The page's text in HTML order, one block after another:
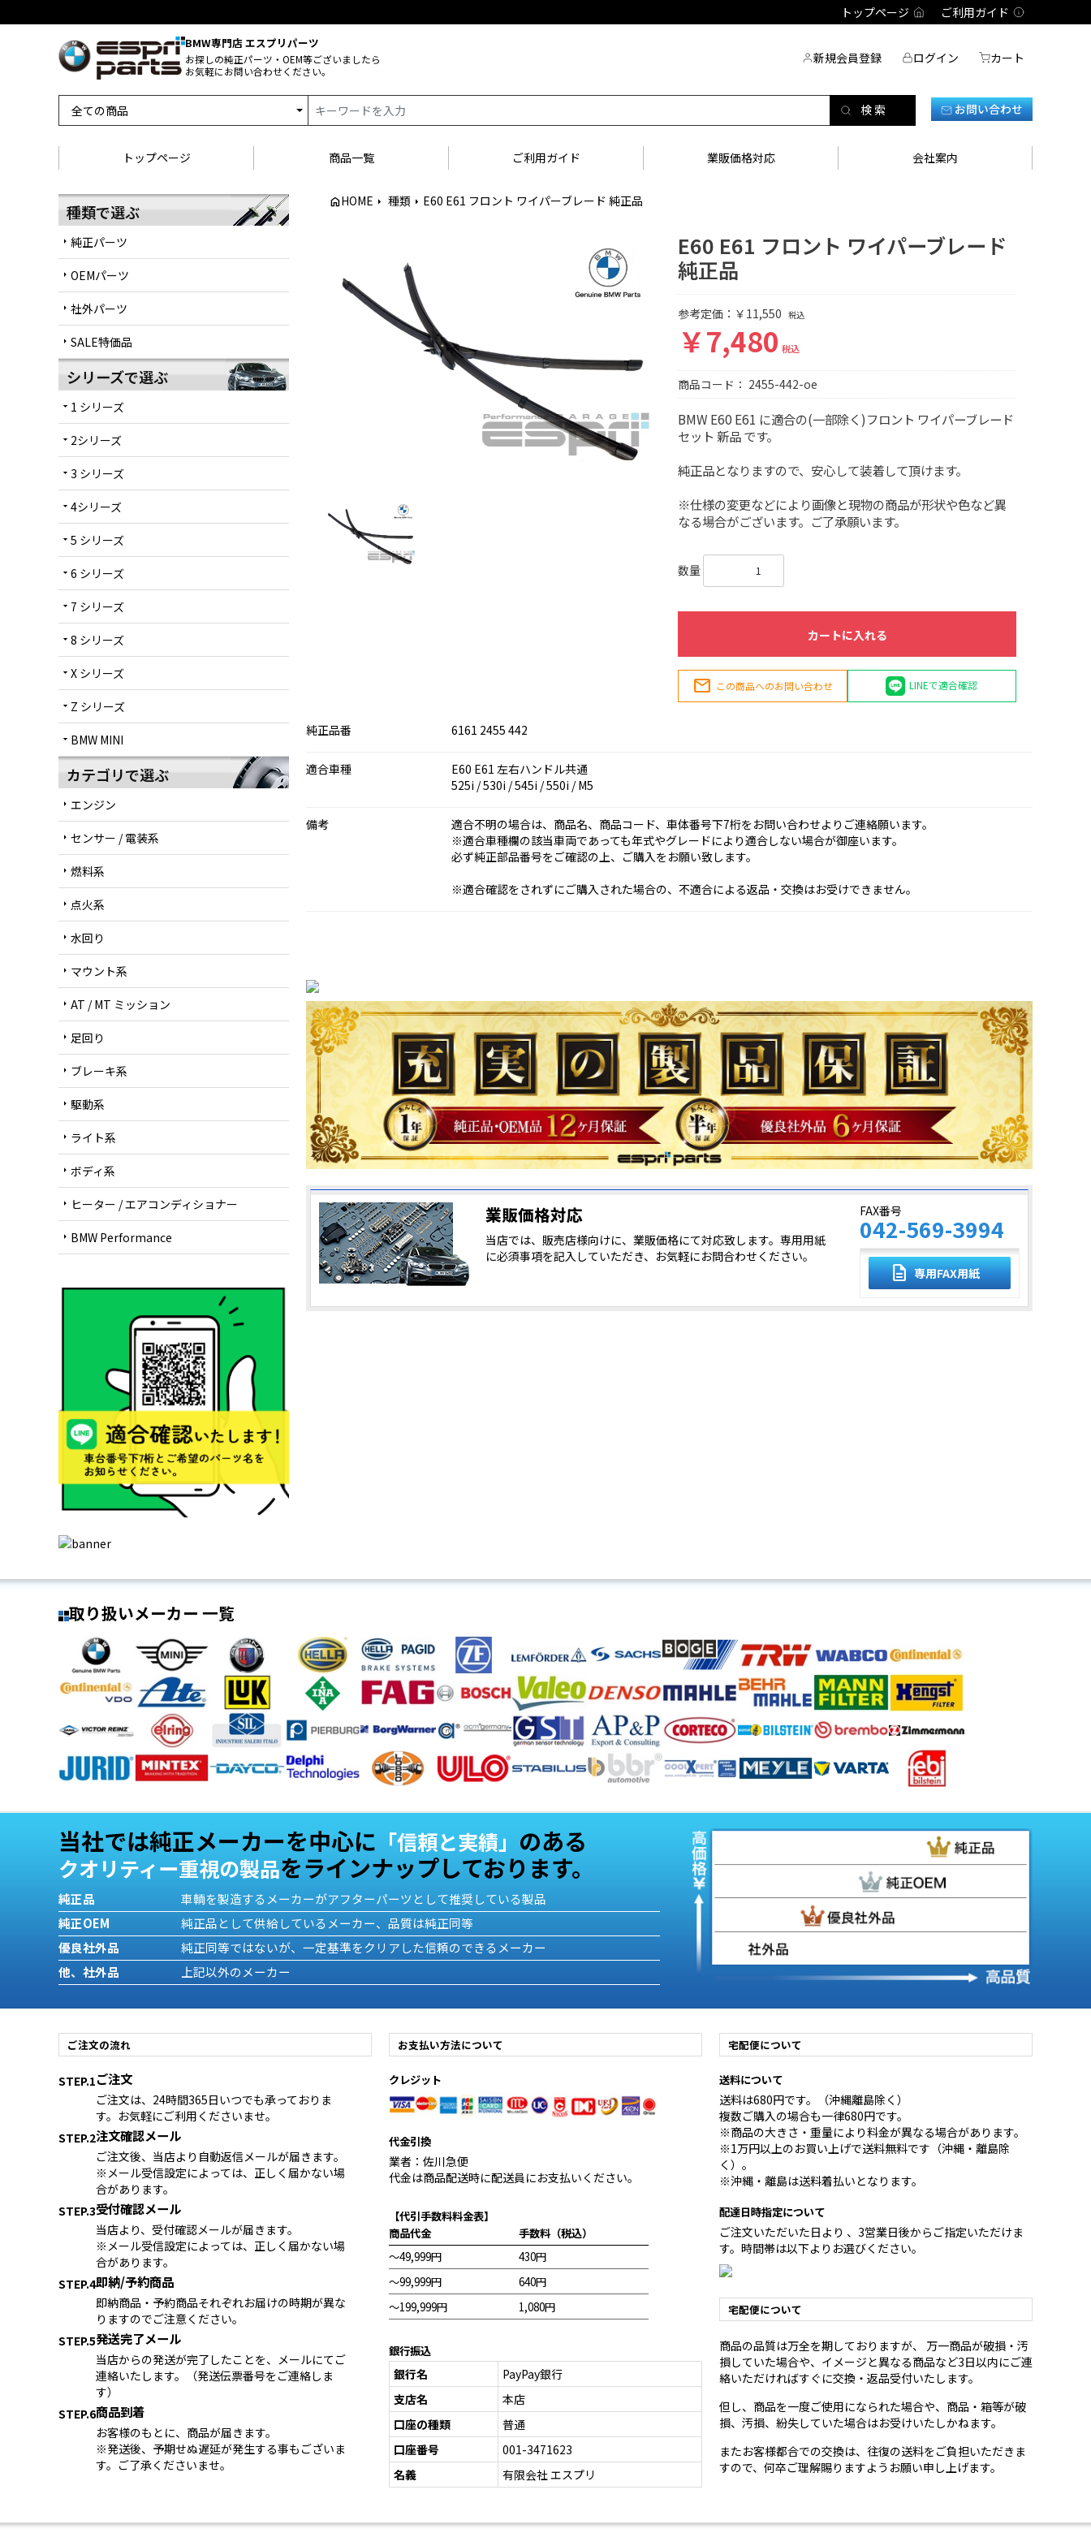
トップページ ご利用ガイド
BMW専門店 エスプリパーツ
お探しの純正パーツ・OEM等ございましたら
お気軽にお問い合わせください。
新規会員登録 ログイン カート
お問い合わせ
トップページ 商品一覧 ご利用ガイド 業販価格対応 会社案内
種類で選ぶ
arrow_right 純正パーツ
arrow_right OEMパーツ
arrow_right 社外パーツ
arrow_right SALE特価品
シリーズで選ぶ
arrow_drop_down 1 シリーズ
arrow_drop_down 2シリーズ
arrow_drop_down 3 シリーズ
arrow_drop_down 4シリーズ
arrow_drop_down 5 シリーズ
arrow_drop_down 6 シリーズ
arrow_drop_down 7 シリーズ
arrow_drop_down 8 シリーズ
arrow_drop_down X シリーズ
arrow_drop_down Z シリーズ
arrow_drop_down BMW MINI
カテゴリで選ぶ
arrow_right エンジン
arrow_right センサー / 電装系
arrow_right 燃料系
arrow_right 点火系
arrow_right 水回り
arrow_right マウント系
arrow_right AT / MT ミッション
arrow_right 足回り
arrow_right ブレーキ系
arrow_right 駆動系
arrow_right ライト系
arrow_right ボディ系
arrow_right ヒーター / エアコンディショナー
arrow_right BMW Performance
homeHOME arrow_right 種類 arrow_right E60 E61 フロント ワイパーブレード 純正品
E60 E61 フロント ワイパーブレード
純正品
参考定価：￥11,550 税込
￥7,480 税込
商品コード： 2455-442-oe
BMW E60 E61 に適合の(一部除く)フロント ワイパーブレード
セット 新品 です。
純正品となりますので、安心して装着して頂けます。
※仕様の変更などにより画像と現物の商品が形状や色など異
なる場合がございます。ご了承願います。
数量
カートに入れる
mail この商品へのお問い合わせ LINEで適合確認
純正品番 6161 2455 442
適合車種
E60 E61 左右ハンドル共通
525i / 530i / 545i / 550i / M5
備考
適合不明の場合は、商品名、商品コード、車体番号下7桁をお問い合わせよりご連絡願います。
※適合車種欄の該当車両であっても年式やグレードにより適合しない場合が御座います。
必ず純正部品番号をご確認の上、ご購入をお願い致します。
※適合確認をされずにご購入された場合の、不適合による返品・交換はお受けできません。
業販価格対応
当店では、販売店様向けに、業販価格にて対応致します。専用用紙
に必須事項を記入していただき、お気軽にお問合わせください。
FAX番号
042-569-3994
description 専用FAX用紙
取り扱いメーカー 一覧
当社では純正メーカーを中心に 「信頼と実績」 のある
クオリティー重視の製品をラインナップしております。
純正品
車輌を製造するメーカーがアフターパーツとして推奨している製品
純正OEM
純正品として供給しているメーカー、品質は純正同等
優良社外品
純正同等ではないが、一定基準をクリアした信頼のできるメーカー
他、社外品
上記以外のメーカー
ご注文の流れ
STEP.1ご注文
ご注文は、24時間365日いつでも承っておりま
す。お気軽にご利用くださいませ。
STEP.2注文確認メール
ご注文後、当店より自動返信メールが届きます。
※メール受信設定によっては、正しく届かない場
合があります。
STEP.3受付確認メール
当店より、受付確認メールが届きます。
※メール受信設定によっては、正しく届かない場
合があります。
STEP.4即納/予約商品
即納商品・予約商品それぞれお届けの時期が異な
りますのでご注意ください。
STEP.5発送完了メール
当店からの発送が完了したことを、メールにてご
連絡いたします。（発送伝票番号をご連絡しま
す）
STEP.6商品到着
お客様のもとに、商品が届きます。
※発送後、予期せぬ遅延が発生する事もございま
す。ご了承くださいませ。
お支払い方法について
クレジット
代金引換
業者：佐川急便
代金は商品配送時に配送員にお支払いください。
【代引手数料料金表】
商品代金
～49,999円
～99,999円
～199,999円
手数料（税込）
430円
640円
1,080円
銀行振込
銀行名
PayPay銀行
支店名
本店
口座の種類
普通
口座番号
001-3471623
名義
有限会社 エスプリ
宅配便について
送料について
送料は680円です。（沖縄離島除く）
複数ご購入の場合も一律680円です。
※商品の大きさ・重量により料金が異なる場合があります。
※1万円以上のお買い上げで送料無料です（沖縄・離島除
く）。
※沖縄・離島は送料着払いとなります。
配達日時指定について
ご注文いただいた日より 、3営業日後からご指定いただけま
す。時間帯は以下よりお選びください。
宅配便について
商品の品質は万全を期しておりますが、 万一商品が破損・汚
損していた場合や、イメージと異なる商品など3日以内にご連
絡いただければすぐに交換・返品受付いたします。
但し、商品を一度ご使用になられた場合や、商品・箱等が破
損、汚損、紛失していた場合はお受けいたしかねます。
またお客様都合での交換は、往復の送料をご負担いただきま
すので、何卒ご理解賜りますようお願い申し上げます。